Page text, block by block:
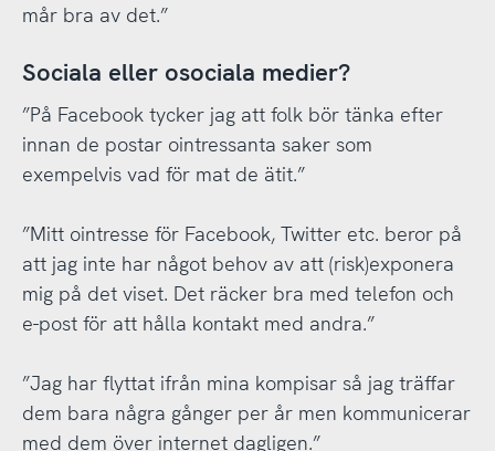
mår bra av det.”
Sociala eller osociala medier?
”På Facebook tycker jag att folk bör tänka efter
innan de postar ointressanta saker som
exempelvis vad för mat de ätit.”
”Mitt ointresse för Facebook, Twitter etc. beror på
att jag inte har något behov av att (risk)exponera
mig på det viset. Det räcker bra med telefon och
e-post för att hålla kontakt med andra.”
”Jag har flyttat ifrån mina kompisar så jag träffar
dem bara några gånger per år men kommunicerar
med dem över internet dagligen.”